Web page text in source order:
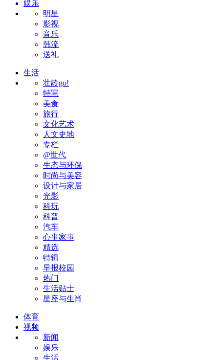
娱乐
明星
影视
音乐
韩流
送礼
生活
壮龄go!
特写
美食
旅行
文化艺术
人文史地
专栏
@世代
生态与环保
时尚与美容
设计与家居
光影
科玩
科普
汽车
心事家事
精选
特辑
早报校园
热门
生活贴士
星座与生肖
体育
视频
新闻
娱乐
生活